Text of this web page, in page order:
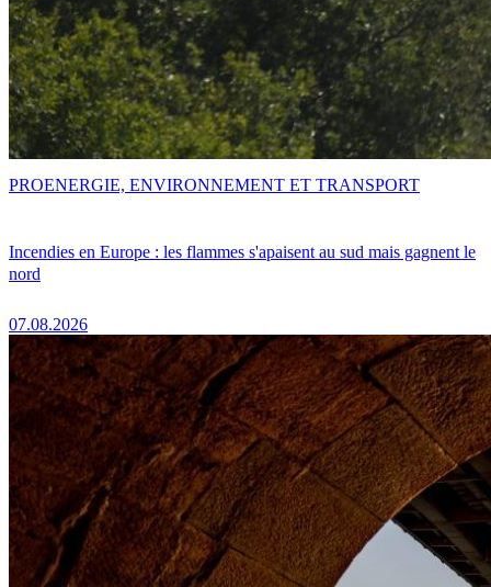
Incendies en Europe : les flammes s'apaisent au sud mais gagnent le
nord
07.08.2026
PROENERGIE, ENVIRONNEMENT ET TRANSPORT